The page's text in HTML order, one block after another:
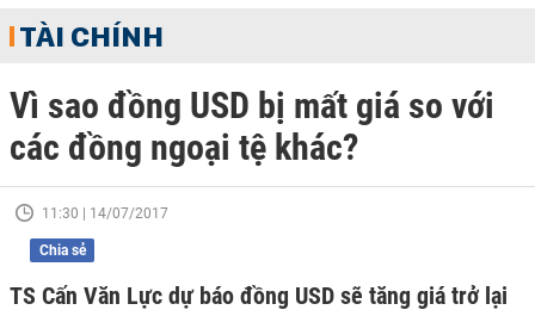
TÀI CHÍNH
Vì sao đồng USD bị mất giá so với
các đồng ngoại tệ khác?
11:30 | 14/07/2017
Chia sẻ
TS Cấn Văn Lực dự báo đồng USD sẽ tăng giá trở lại